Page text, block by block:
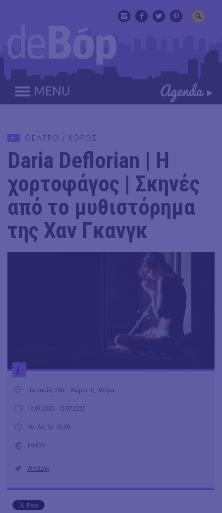
MENU
ΘΕΑΤΡΟ / ΧΟΡΟΣ
Daria Deflorian | Η
χορτοφάγος | Σκηνές
από το μυθιστόρημα
της Χαν Γκανγκ
i
Πειραιώς 260 – Χώρος Η, Αθήνα
13.07.2025 - 15.07.2025
Κυ, Δε, Τρ: 20.30
€5-€35
WebLink